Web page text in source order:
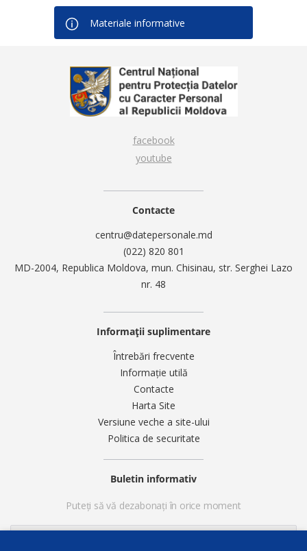
Materiale informative
facebook
youtube
Contacte
centru@datepersonale.md
(022) 820 801
MD-2004, Republica Moldova, mun. Chisinau, str. Serghei Lazo
nr. 48
Informații suplimentare
Întrebări frecvente
Informație utilă
Contacte
Harta Site
Versiune veche a site-ului
Politica de securitate
Buletin informativ
Puteți să vă dezabonați în orice moment